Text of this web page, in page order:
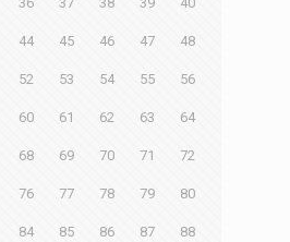
44 45 46 47 48
52 53 54 55 56
60 61 62 63 64
68 69 70 71 72
76 77 78 79 80
84 85 86 87 88